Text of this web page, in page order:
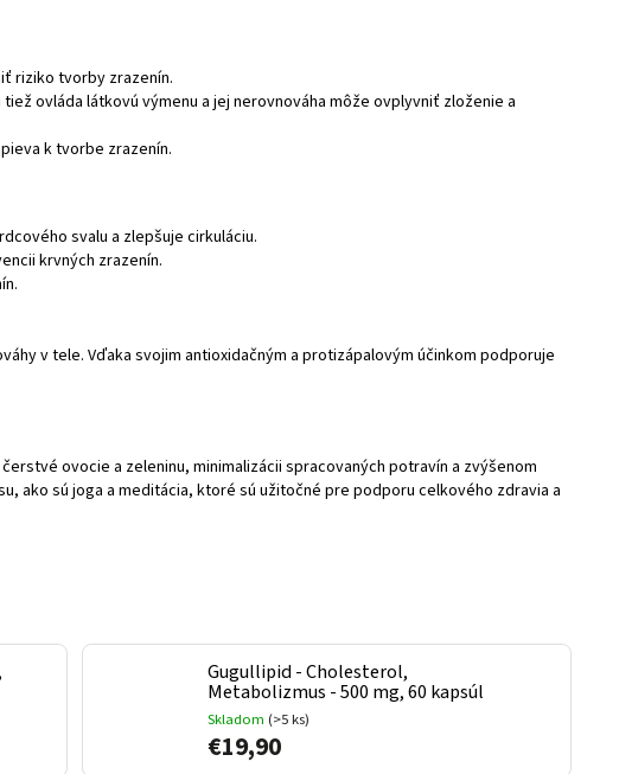
riziko tvorby zrazenín.
ovláda látkovú výmenu a jej nerovnováha môže ovplyvniť zloženie a
k tvorbe zrazenín.
svalu a zlepšuje cirkuláciu.
krvných zrazenín.
v tele. Vďaka svojim antioxidačným a protizápalovým účinkom podporuje
ovocie a zeleninu, minimalizácii spracovaných potravín a zvýšenom
ako sú joga a meditácia, ktoré sú užitočné pre podporu celkového zdravia a
Gugullipid - Cholesterol,
Metabolizmus - 500 mg, 60 kapsúl
Skladom (>5 ks)
€19,90